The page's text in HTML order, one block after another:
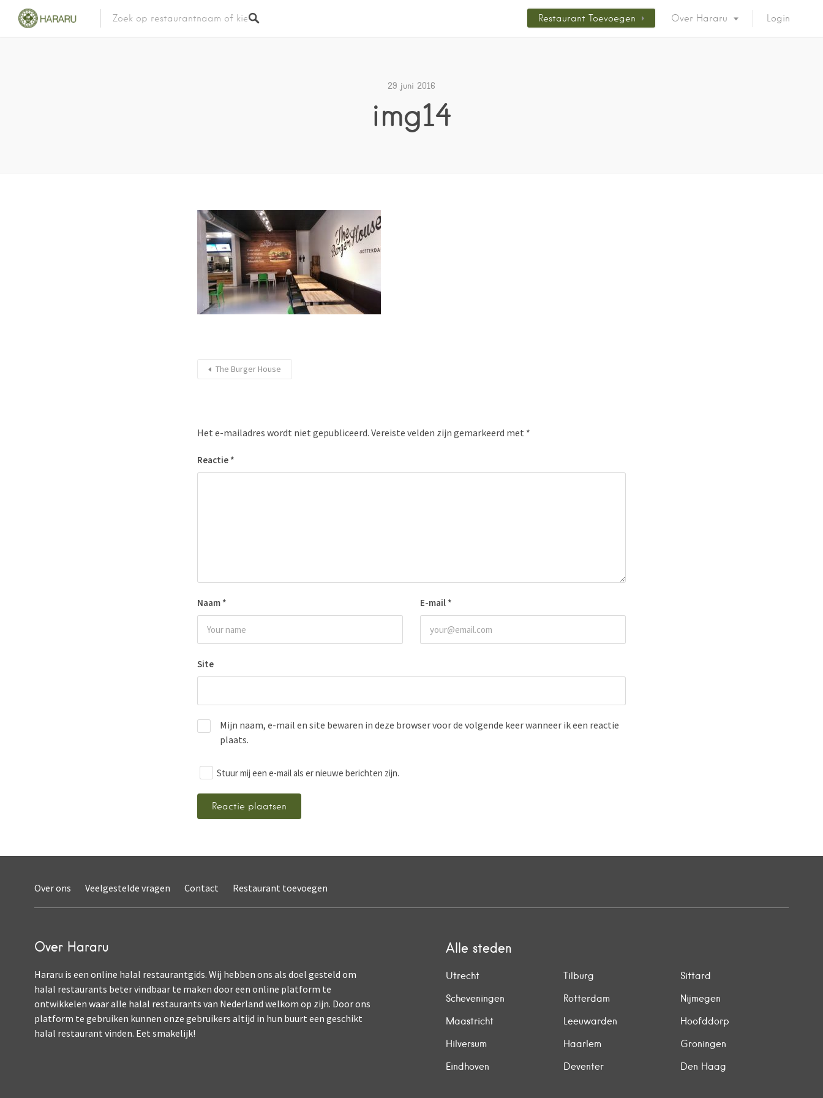
Restaurant Toevoegen Over Hararu Login
29 juni 2016
img14
The Burger House
Het e-mailadres wordt niet gepubliceerd. Vereiste velden zijn gemarkeerd met *
Reactie *
Naam * E-mail *
Site
Mijn naam, e-mail en site bewaren in deze browser voor de volgende keer wanneer ik een reactie
plaats.
Stuur mij een e-mail als er nieuwe berichten zijn.
Over ons Veelgestelde vragen Contact Restaurant toevoegen
Over Hararu
Hararu is een online halal restaurantgids. Wij hebben ons als doel gesteld om
halal restaurants beter vindbaar te maken door een online platform te
ontwikkelen waar alle halal restaurants van Nederland welkom op zijn. Door ons
platform te gebruiken kunnen onze gebruikers altijd in hun buurt een geschikt
halal restaurant vinden. Eet smakelijk!
Alle steden
Utrecht Tilburg
Sittard
Scheveningen
Rotterdam
Nijmegen
Maastricht
Leeuwarden
Hoofddorp
Hilversum
Haarlem
Groningen
Eindhoven
Deventer Den Haag